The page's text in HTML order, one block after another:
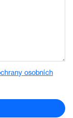
osobních